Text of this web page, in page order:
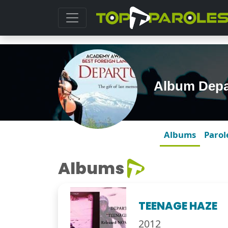
Album
Albums
Albums
TEENAGE HAZE
2012